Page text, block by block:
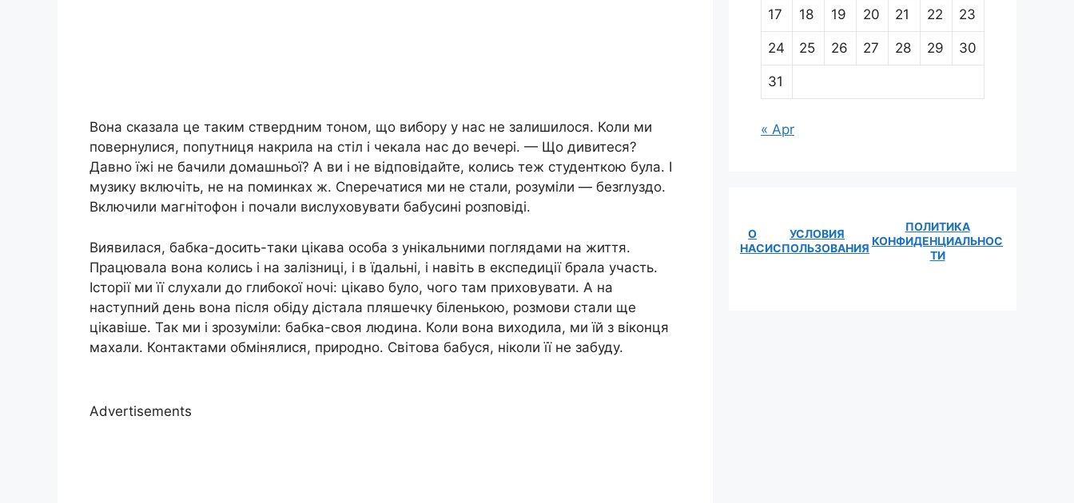
Вона сказала це таким ствердним тоном, що вибору у нас не залишилося. Коли ми
повернулися, попутниця накрила на стіл і чекала нас до вечері. — Що дивитеся?
Давно їжі не бачили домашньої? А ви і не відповідайте, колись теж студенткою була. І
музику включіть, не на поминках ж. Сnеречатися ми не стали, розуміли — безrлуздо.
Включили магнітофон і почали вислуховувати бабусині розповіді.
Виявилася, бабка-досить-таки цікава особа з унікальними поглядами на життя.
Працювала вона колись і на залізниці, і в їдальні, і навіть в експедиції брала участь.
Історії ми її слухали до глибокої ночі: цікаво було, чого там приховувати. А на
наступний день вона після обіду дістала пляшечку біленькою, розмови стали ще
цікавіше. Так ми і зрозуміли: бабка-своя людина. Коли вона виходила, ми їй з віконця
махали. Контактами обмінялися, природно. Світова бабуся, ніколи її не забуду.
Advertisements
17 18 19 20 21 22 23
24 25 26 27 28 29 30
31
« Apr
О
НАС
УСЛОВИЯ
ИСПОЛЬЗОВАНИЯ
ПОЛИТИКА
КОНФИДЕНЦИАЛЬНОС
ТИ